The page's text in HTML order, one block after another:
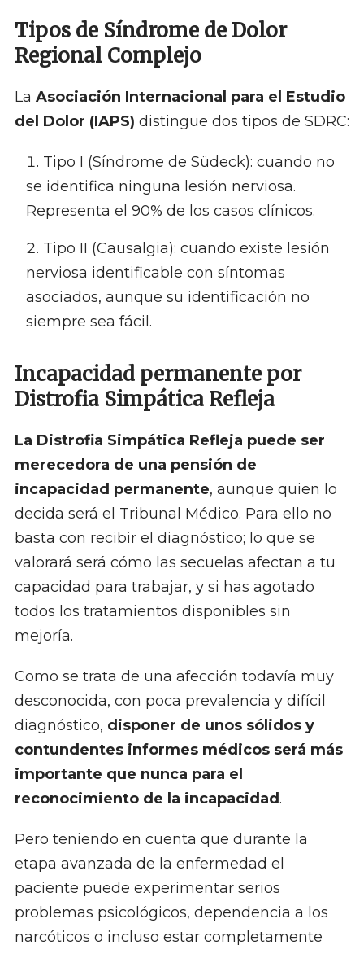
Tipos de Síndrome de Dolor
Regional Complejo
La Asociación Internacional para el Estudio
del Dolor (IAPS) distingue dos tipos de SDRC:
Tipo I (Síndrome de Südeck): cuando no
se identifica ninguna lesión nerviosa.
Representa el 90% de los casos clínicos.
Tipo II (Causalgia): cuando existe lesión
nerviosa identificable con síntomas
asociados, aunque su identificación no
siempre sea fácil.
Incapacidad permanente por
Distrofia Simpática Refleja
La Distrofia Simpática Refleja puede ser
merecedora de una pensión de
incapacidad permanente, aunque quien lo
decida será el Tribunal Médico. Para ello no
basta con recibir el diagnóstico; lo que se
valorará será cómo las secuelas afectan a tu
capacidad para trabajar, y si has agotado
todos los tratamientos disponibles sin
mejoría.
Como se trata de una afección todavía muy
desconocida, con poca prevalencia y difícil
diagnóstico, disponer de unos sólidos y
contundentes informes médicos será más
importante que nunca para el
reconocimiento de la incapacidad.
Pero teniendo en cuenta que durante la
etapa avanzada de la enfermedad el
paciente puede experimentar serios
problemas psicológicos, dependencia a los
narcóticos o incluso estar completamente